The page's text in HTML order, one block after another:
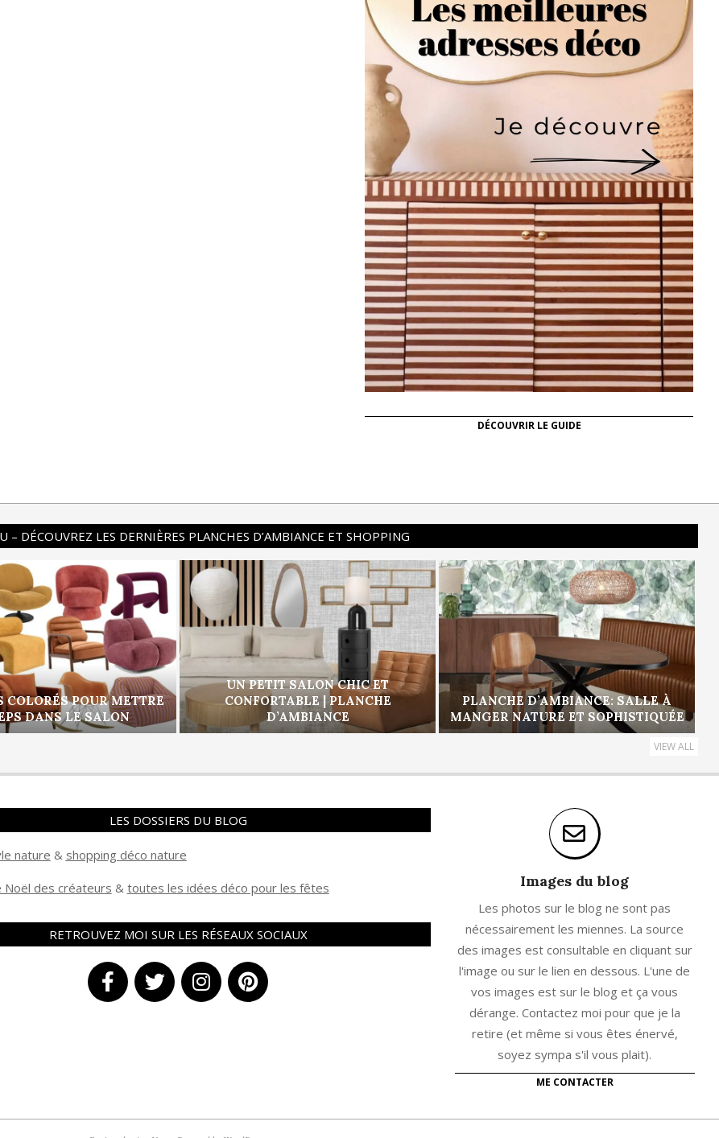
DÉCOUVRIR LE GUIDE
– DÉCOUVREZ LES DERNIÈRES PLANCHES D’AMBIANCE ET SHOPPING
COLORÉS POUR METTRE
DANS LE SALON
UN PETIT SALON CHIC ET
CONFORTABLE | PLANCHE
D’AMBIANCE
PLANCHE D’AMBIANCE: SALLE À
MANGER NATURE ET SOPHISTIQUÉE
VIEW ALL
LES DOSSIERS DU BLOG
nature & shopping déco nature
Noël des créateurs & toutes les idées déco pour les fêtes
RETROUVEZ MOI SUR LES RÉSEAUX SOCIAUX
Images du blog
Les photos sur le blog ne sont pas
nécessairement les miennes. La source
des images est consultable en cliquant sur
l'image ou sur le lien en dessous. L'une de
vos images est sur le blog et ça vous
dérange. Contactez moi pour que je la
retire (et même si vous êtes énervé,
soyez sympa s'il vous plait).
ME CONTACTER